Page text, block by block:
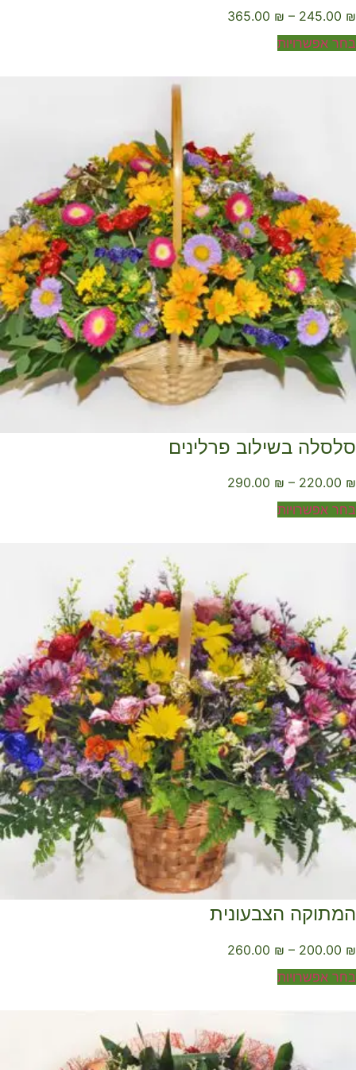
245.00
–
₪
365.00
אפשרויות
בשילוב פרלינים
220.00
–
₪
290.00
אפשרויות
הצבעונית
200.00
–
₪
260.00
אפשרויות